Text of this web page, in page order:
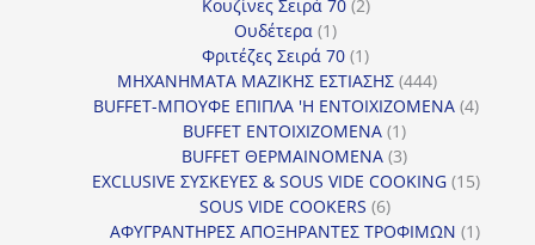
Κουζίνες Σειρά 70 2
Ουδέτερα 11
προϊόν
Φριτέζες Σειρά 70 11
προϊόν
ΜΗΧΑΝΗΜΑΤΑ ΜΑΖΙΚΗΣ ΕΣΤΙΑΣΗΣ 444444
προϊόντα
BUFFET-ΜΠΟΥΦΕ ΕΠΙΠΛΑ 'Η ΕΝΤΟΙΧΙΖΟΜΕΝΑ 44
BUFFET ΕΝΤΟΙΧΙΖΟΜΕΝΑ 11
προϊόν
BUFFET ΘΕΡΜΑΙΝΟΜΕΝΑ 33
προϊόντα
EXCLUSIVE ΣΥΣΚΕΥΕΣ & SOUS VIDE COOKING 1515
SOUS VIDE COOKERS 66
προϊόντα
ΑΦΥΓΡΑΝΤΗΡΕΣ ΑΠΟΞΗΡΑΝΤΕΣ ΤΡΟΦΙΜΩΝ 11